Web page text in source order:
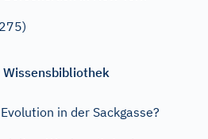
in der Sackgasse?